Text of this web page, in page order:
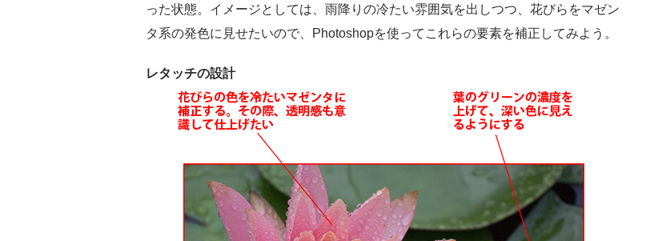
った状態。イメージとしては、雨降りの冷たい雰囲気を出しつつ、花びらをマゼン
タ系の発色に見せたいので、Photoshopを使ってこれらの要素を補正してみよう。
レタッチの設計